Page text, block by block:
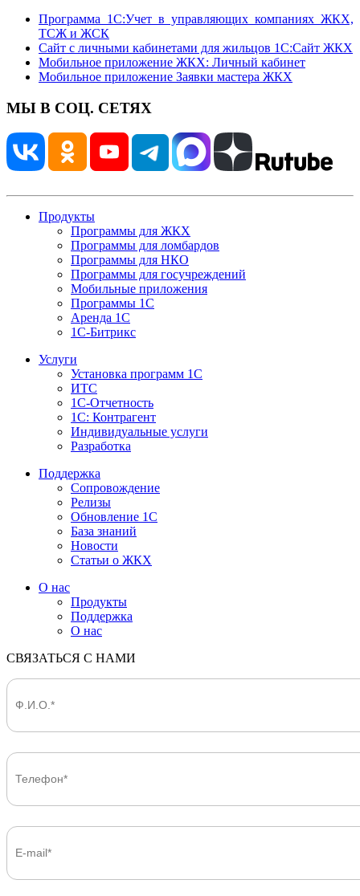
Программа 1C:Учет в управляющих компаниях ЖКХ,
ТСЖ и ЖСК
Сайт с личными кабинетами для жильцов 1С:Сайт ЖКХ
Мобильное приложение ЖКХ: Личный кабинет
Мобильное приложение Заявки мастера ЖКХ
МЫ В СОЦ. СЕТЯХ
Продукты
Программы для ЖКХ
Программы для ломбардов
Программы для НКО
Программы для госучреждений
Мобильные приложения
Программы 1С
Аренда 1С
1С-Битрикс
Услуги
Установка программ 1С
ИТС
1С-Отчетность
1С: Контрагент
Индивидуальные услуги
Разработка
Поддержка
Сопровождение
Релизы
Обновление 1С
База знаний
Новости
Статьи о ЖКХ
О нас
Продукты
Поддержка
О нас
СВЯЗАТЬСЯ С НАМИ